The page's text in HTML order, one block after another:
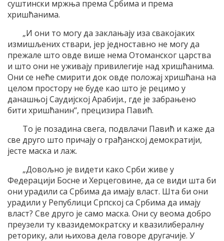
суштински мржња према Србима и према
хришћанима.
„И они то могу да заклањају иза свакојаких
измишљених ствари, јер једноставно не могу да
прежале што овде више нема Отоманског царства
и што они не уживају привилегије над хришћанима.
Они се неће смирити док овде положај хришћана на
целом простору не буде као што је рецимо у
данашњој Саудијској Арабији., где је забрањено
бити хришћанин“, прецизира Павић.
То је позадина свега, подвлачи Павић и каже да
све друго што причају о грађанској демократији,
јесте маска и лаж.
„Довољно је видети како Срби живе у
Федерацији Босне и Херцеговине, да се види шта би
они урадили са Србима да имају власт. Шта би они
урадили у Републици Српској са Србима да имају
власт? Све друго је само маска. Они су веома добро
преузели ту квазидемократску и квазилибералну
реторику, али њихова дела говоре другачије. У